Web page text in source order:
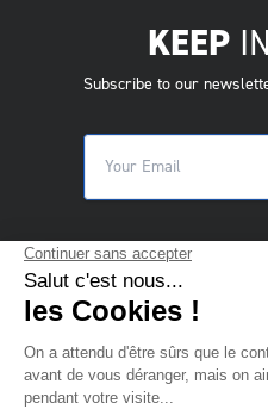
KEEP
Subscribe to our